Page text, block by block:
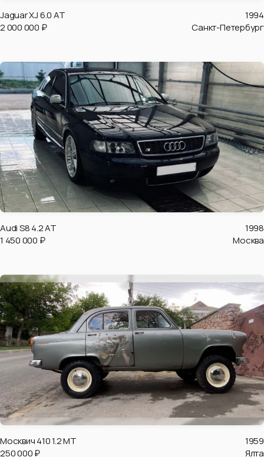
Jaguar XJ 6.0 AT
1994
2 000 000 ₽
Санкт-Петербург
Audi S8 4.2 AT
1998
1 450 000 ₽
Москва
Москвич 410 1.2 MT
1959
250 000 ₽
Ялта